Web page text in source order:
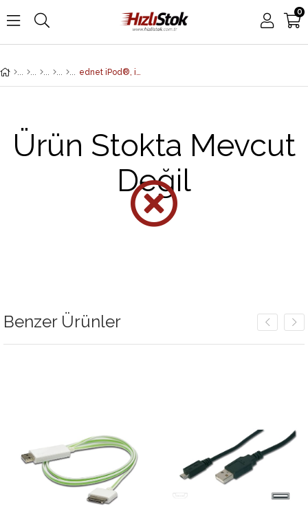
0
ednet iPod®, iPhone®, iPad® USB Veri Aktarım ve Şarj Kablosu, Apple 30pin Erkek - USB A Erkek, 1 metre, AWG 30, UL, beyaz renk
Benzer Ürünler